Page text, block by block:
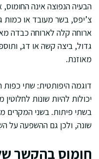
הבעיה הנפוצה אינה
צ’יפס, בשר מעובד או כמות
ארוחה קלה לארוחה כבדה
גדול, ביצה קשה או דג,
מאוזנת.
דוגמה היפותטית: שתי כפות
יכולות להיות שונות
בשתי פיתות. בשני המקרים
שונה, ולכן גם ההשפעה על
חומוס בהקשר